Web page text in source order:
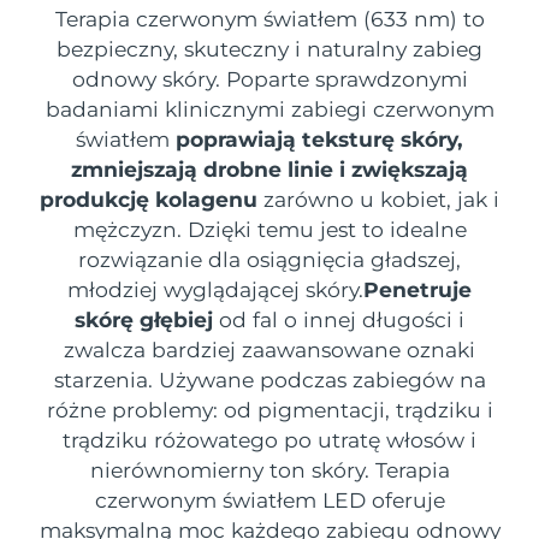
Terapia czerwonym światłem (633 nm) to
bezpieczny, skuteczny i naturalny zabieg
odnowy skóry. Poparte sprawdzonymi
badaniami klinicznymi zabiegi czerwonym
światłem poprawiają teksturę skóry,
zmniejszają drobne linie i zwiększają
produkcję kolagenu zarówno u kobiet, jak i
mężczyzn. Dzięki temu jest to idealne
rozwiązanie dla osiągnięcia gładszej,
młodziej wyglądającej skóry.Penetruje
skórę głębiej od fal o innej długości i
zwalcza bardziej zaawansowane oznaki
starzenia. Używane podczas zabiegów na
różne problemy: od pigmentacji, trądziku i
trądziku różowatego po utratę włosów i
nierównomierny ton skóry. Terapia
czerwonym światłem LED oferuje
maksymalną moc każdego zabiegu odnowy
URODY
Oczyszczanie twarzy
LUNA™ 4 zestaw
Anti-aging massage
LUNA™ 4 Plus
Massage, LED heating
LUNA™ 4 Men
For men, anti-aging massage
Lifting twarzy
BEAR™ 2 zestaw
Microcurrent toning
BEAR™ 2 go
Microcurrent toning on-the-go
BEAR™ 2 eyes & lips
Microcurrent line smoothing device
Nawilżenie
UFO™ 3 zestaw
Deep facial hydration
UFO™ 3 LED
Near-infrared and red light therapy
device
Pielęgnacja jamy
ustnej
issa™ 4
Hybrid silicone sonic toothbrush
issa™ 4 plus
Smart hybrid silicone sonic toothbrush
FAQ™ ZABIEG ANTI-AGING
Anti-aging Zabiegi LED
NEW
Australia
Oczekiwany czas dostawy
8/13/26
Austria
Oczekiwany czas dostawy
8/10/26
Bahrajn
Oczekiwany czas dostawy
8/11/26
Belgia
Oczekiwany czas dostawy
8/10/26
Bermudy
Oczekiwany czas dostawy
8/16/26
Bośnia i
Hercegowina
Oczekiwany czas dostawy
8/13/26
Oczekiwany czas dostawy